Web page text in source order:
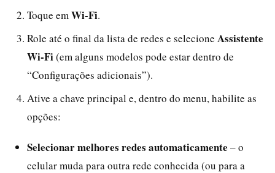
Toque em Wi‑Fi.
Role até o final da lista de redes e selecione Assistente
Wi‑Fi(em alguns modelos pode estar dentro de
“Configurações adicionais”).
Ative a chave principal e, dentro do menu, habilite as
opções:
Selecionar melhores redes automaticamente – o
celular muda para outra rede conhecida (ou para a